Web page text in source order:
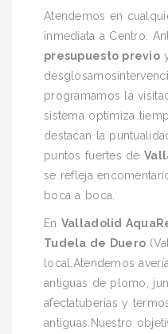
Atendemos en
inmediata a Centro.
presupuesto previo
programamos la
sistema optimiza
destacan la
puntos fuertes de
se refleja
boca a boca.
En Valladolid
Tudela de Duero
local.Atendemos
antiguas de plomo,
afectatuberías y
antiguas.Nuestro